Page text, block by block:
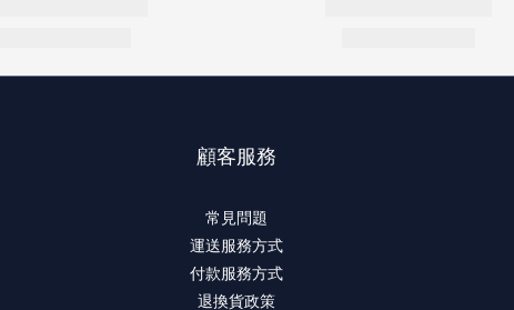
顧客服務
常見問題
運送服務方式
付款服務方式
退換貨政策